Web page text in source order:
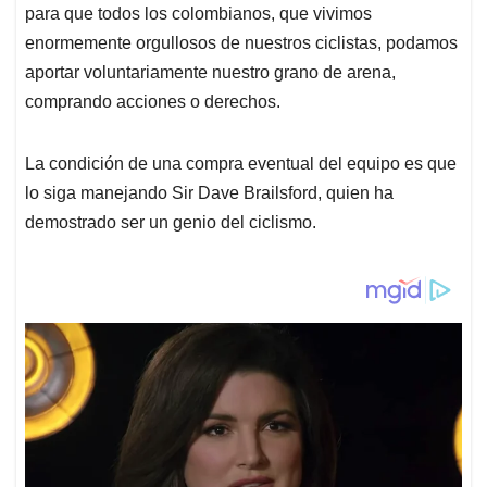
para que todos los colombianos, que vivimos
enormemente orgullosos de nuestros ciclistas, podamos
aportar voluntariamente nuestro grano de arena,
comprando acciones o derechos.
La condición de una compra eventual del equipo es que
lo siga manejando Sir Dave Brailsford, quien ha
demostrado ser un genio del ciclismo.